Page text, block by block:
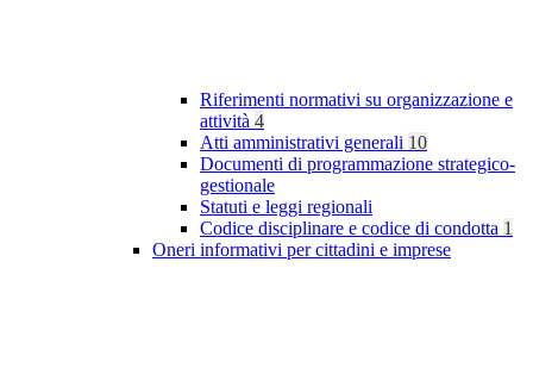
Riferimenti normativi su organizzazione e
attività 4
Atti amministrativi generali 10
Documenti di programmazione strategico-
gestionale
Statuti e leggi regionali
Codice disciplinare e codice di condotta 1
Oneri informativi per cittadini e imprese